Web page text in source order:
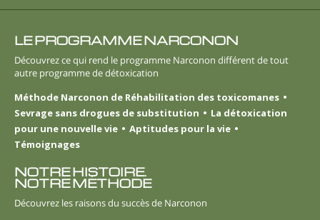
LE PROGRAMME NARCONON
Découvrez ce qui rend le programme Narconon différent de tout
autre programme de détoxication
Méthode Narconon de Réhabilitation des toxicomanes
Sevrage sans drogues de substitution
La détoxication
pour une nouvelle vie
Aptitudes pour la vie
Témoignages
NOTRE HISTOIRE.
NOTRE MÉTHODE
Découvrez les raisons du succès de Narconon